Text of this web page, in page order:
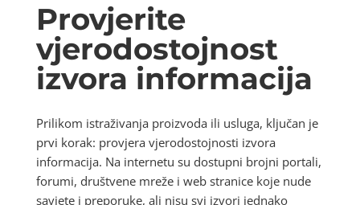
Provjerite
vjerodostojnost
izvora informacija
Prilikom istraživanja proizvoda ili usluga, ključan je
prvi korak: provjera vjerodostojnosti izvora
informacija. Na internetu su dostupni brojni portali,
forumi, društvene mreže i web stranice koje nude
savjete i preporuke, ali nisu svi izvori jednako